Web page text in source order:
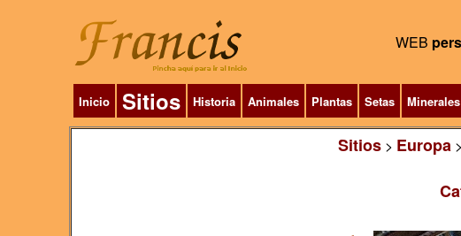
WEB
Inicio Sitios Historia Animales Plantas Setas
Sitios> Europa>